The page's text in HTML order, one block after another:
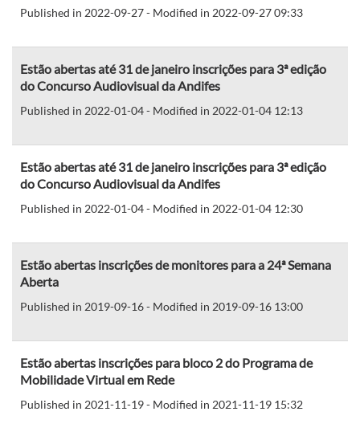
Published in 2022-09-27 - Modified in 2022-09-27 09:33
Estão abertas até 31 de janeiro inscrições para 3ª edição
do Concurso Audiovisual da Andifes
Published in 2022-01-04 - Modified in 2022-01-04 12:13
Estão abertas até 31 de janeiro inscrições para 3ª edição
do Concurso Audiovisual da Andifes
Published in 2022-01-04 - Modified in 2022-01-04 12:30
Estão abertas inscrições de monitores para a 24ª Semana
Aberta
Published in 2019-09-16 - Modified in 2019-09-16 13:00
Estão abertas inscrições para bloco 2 do Programa de
Mobilidade Virtual em Rede
Published in 2021-11-19 - Modified in 2021-11-19 15:32